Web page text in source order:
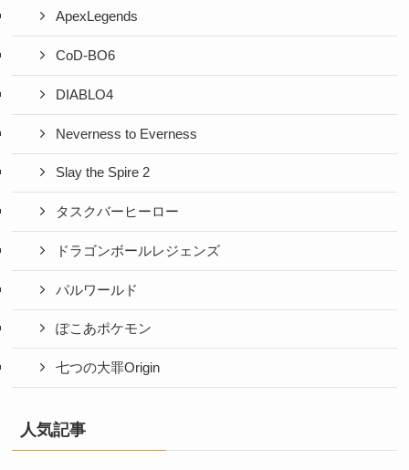
ApexLegends
CoD-BO6
DIABLO4
Neverness to Everness
Slay the Spire 2
タスクバーヒーロー
ドラゴンボールレジェンズ
パルワールド
ぽこあポケモン
七つの大罪Origin
人気記事